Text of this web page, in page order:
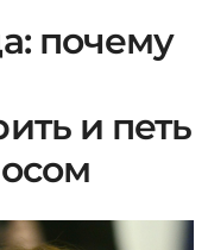
почему
и петь